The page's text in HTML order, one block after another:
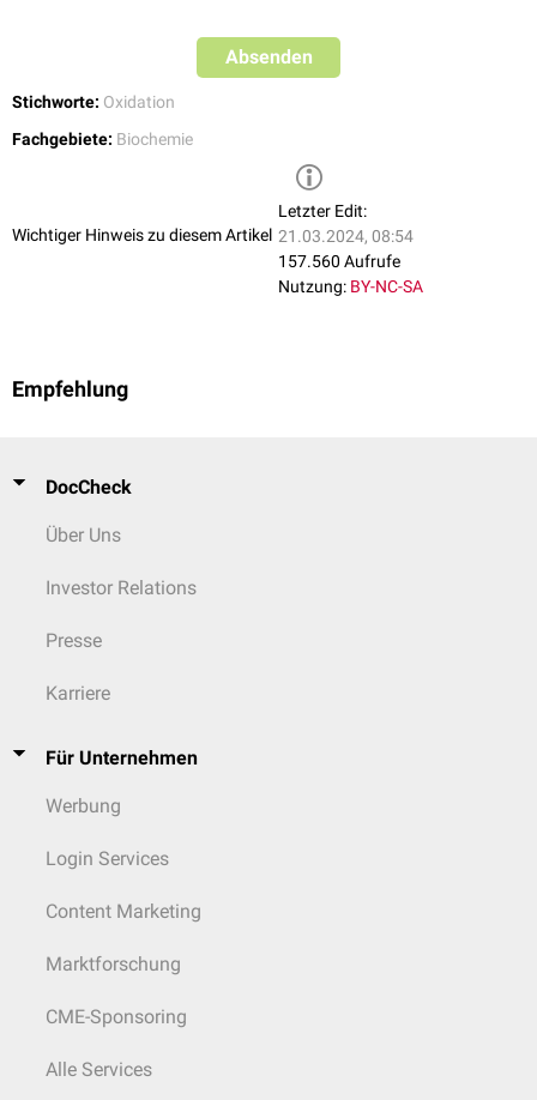
Absenden
Stichworte: Oxidation
Fachgebiete: Biochemie
Wichtiger Hinweis zu diesem Artikel
Letzter Edit:
21.03.2024, 08:54
157.560 Aufrufe
Nutzung: BY-NC-SA
Empfehlung
DocCheck
Über Uns
Investor Relations
Presse
Karriere
Für Unternehmen
Werbung
Login Services
Content Marketing
Marktforschung
CME-Sponsoring
Alle Services